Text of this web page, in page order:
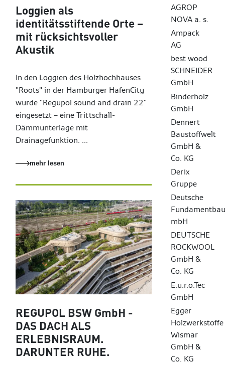
Loggien als
identitätsstiftende Orte –
mit rücksichtsvoller
Akustik
In den Loggien des Holzhochhauses
"Roots" in der Hamburger HafenCity
wurde "Regupol sound and drain 22"
eingesetzt – eine Trittschall-
Dämmunterlage mit
Drainagefunktion. ...
mehr lesen
REGUPOL BSW GmbH -
DAS DACH ALS
ERLEBNISRAUM.
DARUNTER RUHE.
AGROP
NOVA a. s.
Ampack
AG
best wood
SCHNEIDER
GmbH
Binderholz
GmbH
Dennert
Baustoffwelt
GmbH &
Co. KG
Derix
Gruppe
Deutsche
mbH
DEUTSCHE
ROCKWOOL
GmbH &
Co. KG
E.u.r.o.Tec
GmbH
Egger
Holzwerkstoffe
Wismar
GmbH &
Co. KG